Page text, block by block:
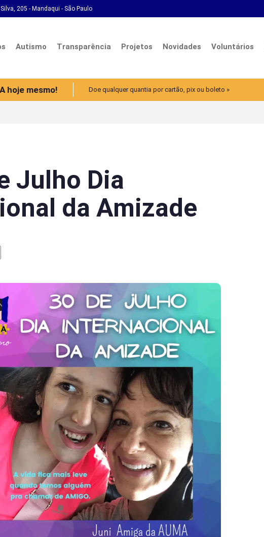
205 - Mandaqui - São Paulo
Autismo Transparência Projetos Novidades Voluntários
hoje mesmo! Doe qualquer quantia por cartão, pix ou boleto »
Julho Dia
da Amizade